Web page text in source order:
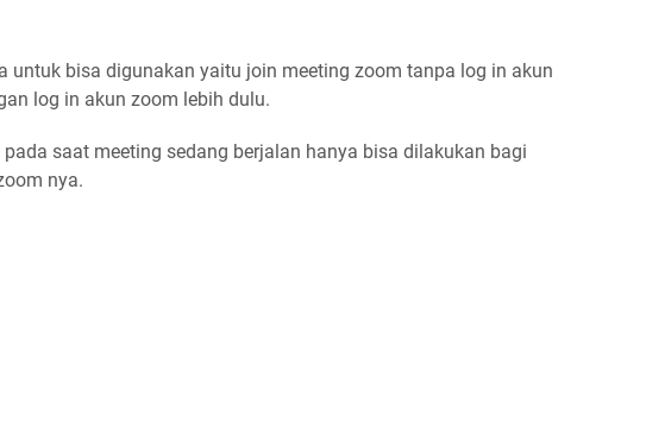
untuk bisa digunakan yaitu join meeting zoom tanpa log in akun
log in akun zoom lebih dulu.
saat meeting sedang berjalan hanya bisa dilakukan bagi
nya.